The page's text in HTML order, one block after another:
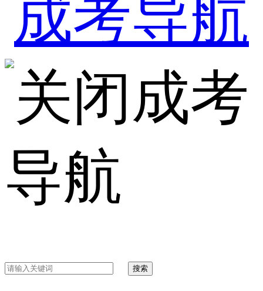
成考
导航
搜索